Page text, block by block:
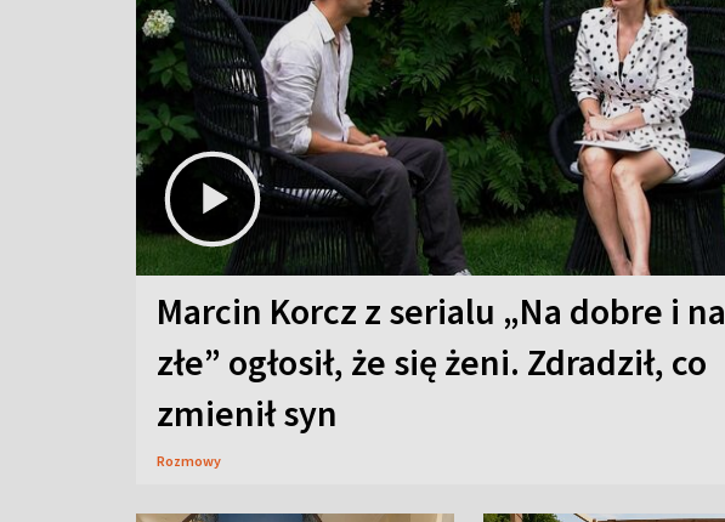
Marcin Korcz z serialu „Na dobre i na
złe” ogłosił, że się żeni. Zdradził, co
zmienił syn
Rozmowy